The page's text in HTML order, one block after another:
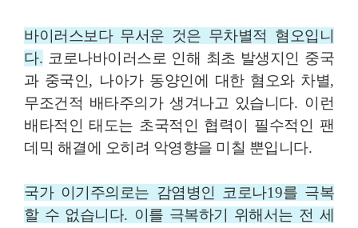
바이러스보다 무서운 것은 무차별적 혐오입니
다. 코로나바이러스로 인해 최초 발생지인 중국
과 중국인, 나아가 동양인에 대한 혐오와 차별,
무조건적 배타주의가 생겨나고 있습니다. 이런
배타적인 태도는 초국적인 협력이 필수적인 팬
데믹 해결에 오히려 악영향을 미칠 뿐입니다.
국가 이기주의로는 감염병인 코로나19를 극복
할 수 없습니다. 이를 극복하기 위해서는 전 세